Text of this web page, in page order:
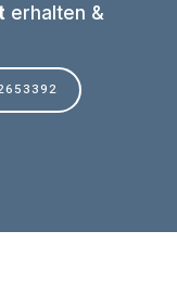
erhalten &